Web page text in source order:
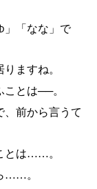
「なな」で
ますね。
とは──。
前から言うて
とは……。
……。